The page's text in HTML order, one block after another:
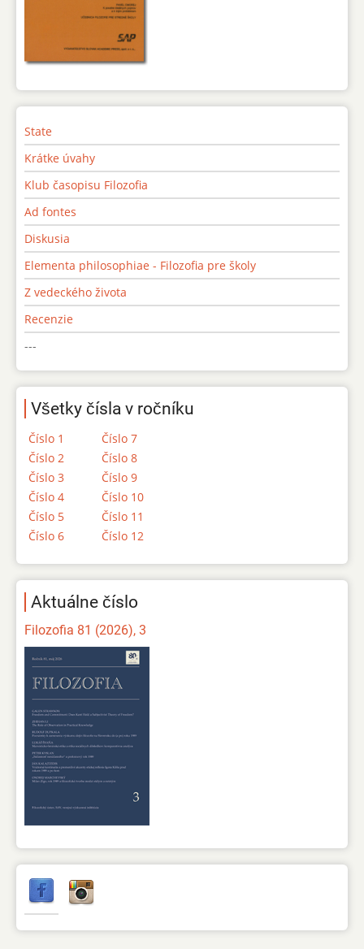
State
Krátke úvahy
Klub časopisu Filozofia
Ad fontes
Diskusia
Elementa philosophiae - Filozofia pre školy
Z vedeckého života
Recenzie
---
Všetky čísla v ročníku
Číslo 1
Číslo 2
Číslo 3
Číslo 4
Číslo 5
Číslo 6
Číslo 7
Číslo 8
Číslo 9
Číslo 10
Číslo 11
Číslo 12
Aktuálne číslo
Filozofia 81 (2026), 3